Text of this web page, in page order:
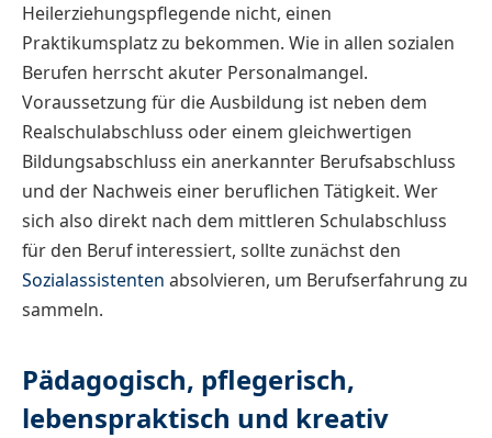
Heilerziehungspflegende nicht, einen
Praktikumsplatz zu bekommen. Wie in allen sozialen
Berufen herrscht akuter Personalmangel.
Voraussetzung für die Ausbildung ist neben dem
Realschulabschluss oder einem gleichwertigen
Bildungsabschluss ein anerkannter Berufsabschluss
und der Nachweis einer beruflichen Tätigkeit. Wer
sich also direkt nach dem mittleren Schulabschluss
für den Beruf interessiert, sollte zunächst den
Sozialassistenten absolvieren, um Berufserfahrung zu
sammeln.
Pädagogisch, pflegerisch,
lebenspraktisch und kreativ